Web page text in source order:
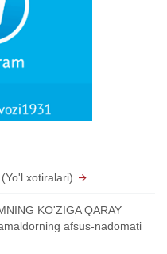
xotiralari)
KO'ZIGA QARAY
afsus-nadomati